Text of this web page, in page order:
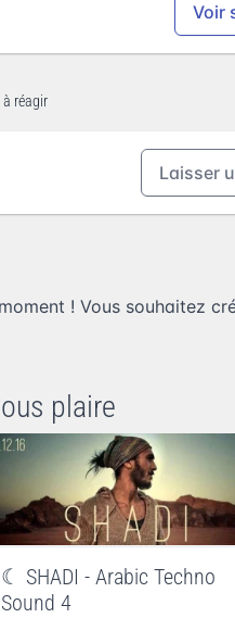
Voir
à réagir
Laisser
! Vous souhaitez
plaire
☾ SHADI - Arabic Techno
Sound 4